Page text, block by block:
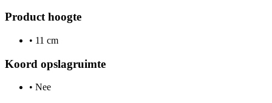
Product hoogte
• 11 cm
Koord opslagruimte
• Nee